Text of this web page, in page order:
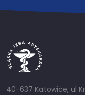
40-637 Katowice, ul